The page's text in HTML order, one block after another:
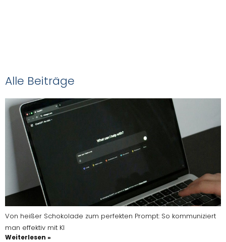
Alle Beiträge
Von heißer Schokolade zum perfekten Prompt: So kommuniziert
man effektiv mit KI
Weiterlesen »